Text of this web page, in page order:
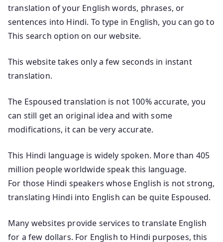
translation of your English words, phrases, or
sentences into Hindi. To type in English, you can go to
This search option on our website.
This website takes only a few seconds in instant
translation.
The Espoused translation is not 100% accurate, you
can still get an original idea and with some
modifications, it can be very accurate.
This Hindi language is widely spoken. More than 405
million people worldwide speak this language.
For those Hindi speakers whose English is not strong,
translating Hindi into English can be quite Espoused.
Many websites provide services to translate English
for a few dollars. For English to Hindi purposes, this